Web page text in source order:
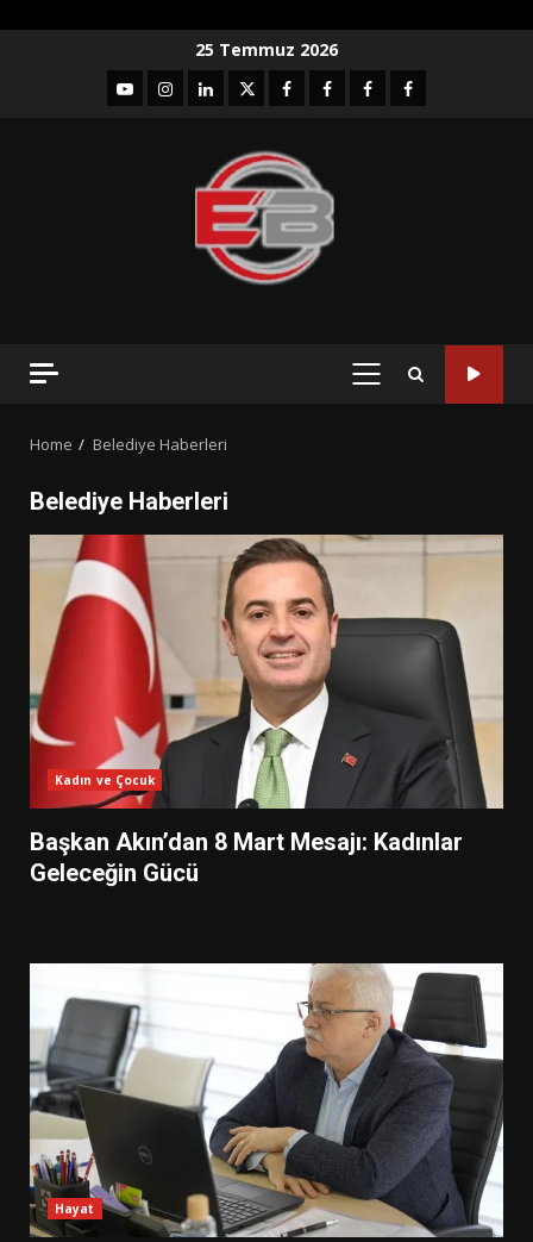
25 Temmuz 2026
YouTubeInstagram
LinkedIntwitterfacebook-Facebook-
Facebook-Facebook-
PRIMARY
Home Belediye Haberleri
Belediye Haberleri
Kadın ve Çocuk
Başkan Akın’dan 8 Mart Mesajı: Kadınlar
Geleceğin Gücü
Hayat